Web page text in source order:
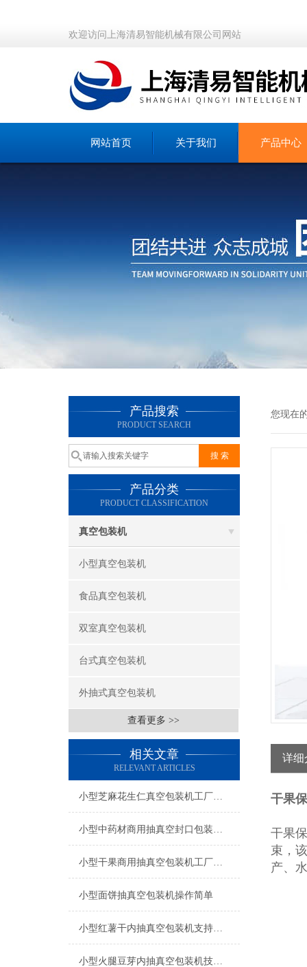
欢迎访问上海清易智能机械有限公司网站
网站首页 关于我们 产品中心
产品搜索
PRODUCT SEARCH
产品分类
PRODUCT CLASSIFICATION
真空包装机
小型真空包装机
食品真空包装机
双室真空包装机
台式真空包装机
外抽式真空包装机
查看更多 >>
相关文章
RELEVANT ARTICLES
小型芝麻花生仁真空包装机工厂生产
小型中药材商用抽真空封口包装机工厂生产
小型干果商用抽真空包装机工厂生产
小型面饼抽真空包装机操作简单
小型红薯干内抽真空包装机支持定制
小型火腿豆芽内抽真空包装机技术参数
您现在
详细
干果
干果
束，
产、